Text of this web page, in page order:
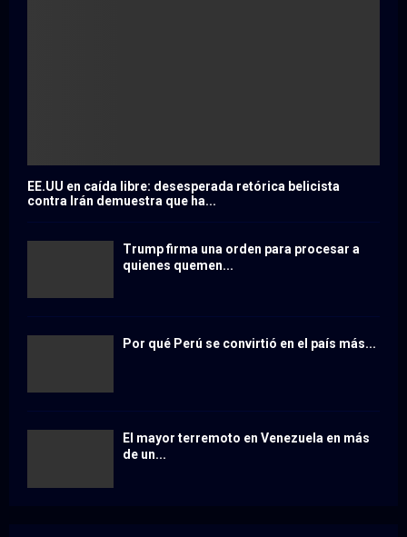
EE.UU en caída libre: desesperada retórica belicista
contra Irán demuestra que ha...
Trump firma una orden para procesar a
quienes quemen...
Por qué Perú se convirtió en el país más...
El mayor terremoto en Venezuela en más
de un...